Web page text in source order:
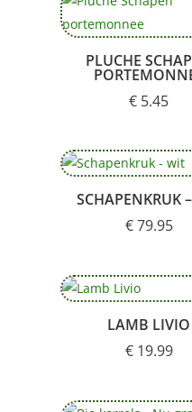
PLUCHE
€ 5.45
SCHAPENKRUK
€79.95
LAMB LIVIO
€19.99